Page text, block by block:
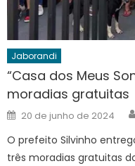
Jaborandi
“Casa dos Meus
moradias gratuitas
Posted
on
20 de junho de 2024
O prefeito Silvinho
três moradias gratuitas